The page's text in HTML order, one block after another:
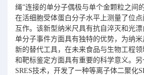
绳”连接的单分子偶极与单个金颗粒之间
在活细胞受体蛋白分子水平上测量了位
互作。该新型纳米尺具有抗自淬灭和光
单分子事件方面具有独特的优势，为纳
新的替代工具，在未来食品与生物工程
和靶标鉴定方面具有重要的科学意义。
SRES技术，开发了一种等离子体二聚化